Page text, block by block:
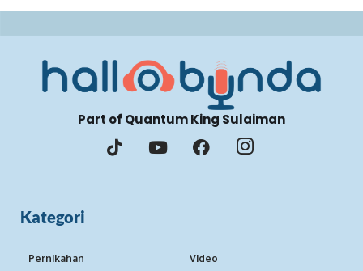
Part of Quantum King Sulaiman
Kategori
Pernikahan
Video